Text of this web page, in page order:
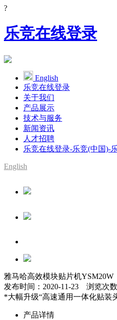
?
乐竞在线登录
English
乐竞在线登录
关于我们
产品展示
技术与服务
新闻资讯
人才招聘
乐竞在线登录-乐竞(中国)-
English
YAMAHA代理
雅马哈高效模块贴片机YSM20W
发布时间：2020-11-23 浏览次
*大幅升级“高速通用一体化贴装
产品详情